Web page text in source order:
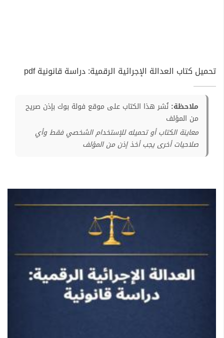
تحميل كتاب العدالة الإجرائية الرقمية: دراسة قانونية pdf
ملاحظة: نُشر هذا الكتاب على موقع فولة بوك بإذن صريح
من المؤلف
معاينة الكتاب أو تحميله للإستخدام الشخصي فقط وأي
صلاحيات أخرى يجب أخذ إذن من المؤلف